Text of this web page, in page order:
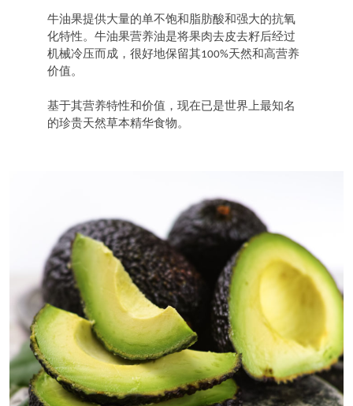
牛油果提供大量的单不饱和脂肪酸和强大的抗氧
化特性。牛油果营养油是将果肉去皮去籽后经过
机械冷压而成，很好地保留其100%天然和高营养
价值。
基于其营养特性和价值，现在已是世界上最知名
的珍贵天然草本精华食物。